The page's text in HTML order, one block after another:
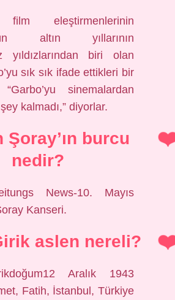
film eleştirmenlerinin
altın yıllarının
yıldızlarından biri olan
sık sık ifade ettikleri bir
sinemalardan
kalmadı,” diyorlar.
Şoray’ın burcu
nedir?
News-10. Mayıs
Kanseri.
aslen nereli?
Aralık 1943
Fatih, İstanbul, Türkiye